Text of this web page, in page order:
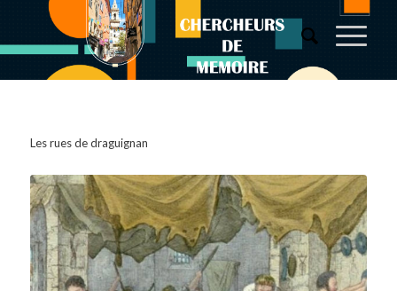
Les rues de draguignan